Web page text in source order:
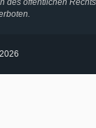
des öffentlichen Rechts